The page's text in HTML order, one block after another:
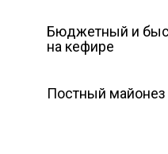
Бюджетный и
на кефире
Постный майонез